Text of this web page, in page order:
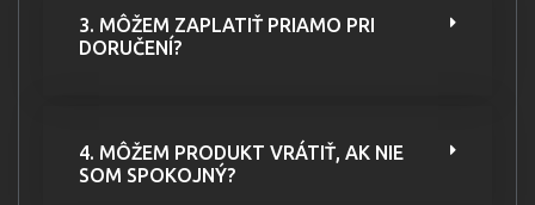
3. MÔŽEM ZAPLATIŤ PRIAMO PRI
DORUČENÍ?
4. MÔŽEM PRODUKT VRÁTIŤ, AK NIE
SOM SPOKOJNÝ?